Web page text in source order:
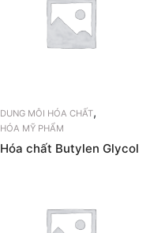
DUNG MÔI HÓA CHẤT,
HÓA MỸ PHẨM
Hóa chất Butylen Glycol